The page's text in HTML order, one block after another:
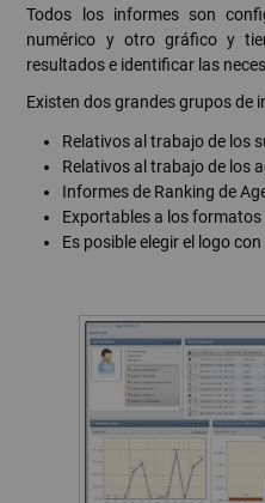
Todos los informes son
numérico y otro gráfico y
resultados e identificar las
Existen dos grandes grupos de
Relativos al trabajo de los
Relativos al trabajo de los
Informes de Ranking de
Exportables a los formatos
Es posible elegir el logo